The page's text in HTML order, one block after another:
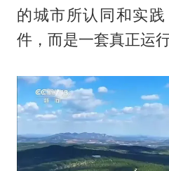
的城市所认同和实
件，而是一套真正运